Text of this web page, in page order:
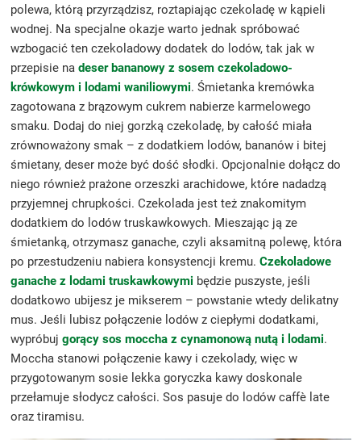
polewa, którą przyrządzisz, roztapiając czekoladę w kąpieli
wodnej. Na specjalne okazje warto jednak spróbować
wzbogacić ten czekoladowy dodatek do lodów, tak jak w
przepisie na deser bananowy z sosem czekoladowo-
krówkowym i lodami waniliowymi. Śmietanka kremówka
zagotowana z brązowym cukrem nabierze karmelowego
smaku. Dodaj do niej gorzką czekoladę, by całość miała
zrównoważony smak – z dodatkiem lodów, bananów i bitej
śmietany, deser może być dość słodki. Opcjonalnie dołącz do
niego również prażone orzeszki arachidowe, które nadadzą
przyjemnej chrupkości. Czekolada jest też znakomitym
dodatkiem do lodów truskawkowych. Mieszając ją ze
śmietanką, otrzymasz ganache, czyli aksamitną polewę, która
po przestudzeniu nabiera konsystencji kremu. Czekoladowe
ganache z lodami truskawkowymi będzie puszyste, jeśli
dodatkowo ubijesz je mikserem – powstanie wtedy delikatny
mus. Jeśli lubisz połączenie lodów z ciepłymi dodatkami,
wypróbuj gorący sos moccha z cynamonową nutą i lodami.
Moccha stanowi połączenie kawy i czekolady, więc w
przygotowanym sosie lekka goryczka kawy doskonale
przełamuje słodycz całości. Sos pasuje do lodów caffè late
oraz tiramisu.